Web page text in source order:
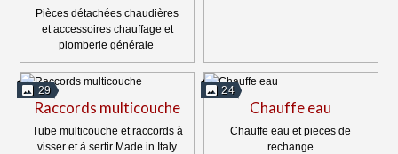
Pièces détachées chaudières
et accessoires chauffage et
plomberie générale
29
Raccords multicouche
Tube multicouche et raccords à
visser et à sertir Made in Italy
24
Chauffe eau
Chauffe eau et pieces de
rechange